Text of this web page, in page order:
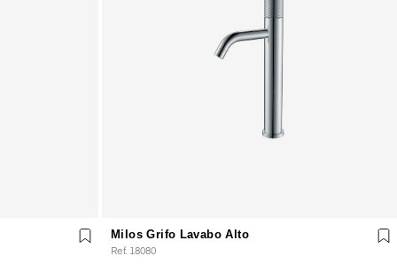
Milos Grifo Lavabo Alto
Ref. 18080